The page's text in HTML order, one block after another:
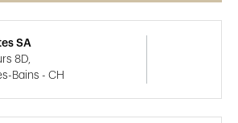
SA
8D,
Bains - CH